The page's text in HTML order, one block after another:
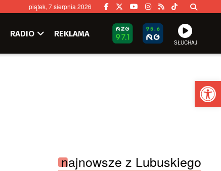
piątek, 7 sierpnia 2026
RADIO REKLAMA
SŁUCHAJ
najnowsze z Lubuskiego